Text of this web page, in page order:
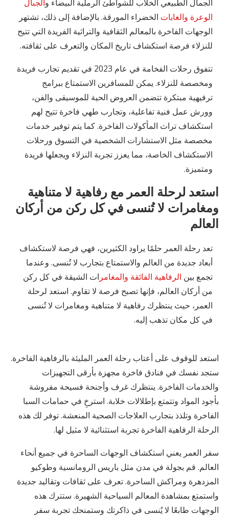
الجمال الطبيعي الخلاب للشواطئ الرملية البيضاء والجبال
الوعرة والغابات الخضراء المورقة. بالإضافة إلى ذلك، تشتهر
الوجهات الفاخرة بالمعالم الثقافية والتراثية الفريدة التي تتيح
للنزلاء فرصة استكشاف تاريخ المكان والتعرف على ثقافته.
تتفوق رحلات الفخامة في عام 2023 في تقديم تجارب فريدة
ومخصصة للنزلاء. يمكن للمسافرين الاستمتاع ببرامج
ترفيهية مبتكرة تتضمن العروض الحية للموسيقى والفن،
وورش عمل فنية تفاعلية، وتجارب طهي فاخرة تتيح لهم
استكشاف تراث المأكولات الفاخرة. كما يتم توفير خدمات
مخصصة مثل الاستشارات الشخصية في التسوق ورحلات
الاستكشاف الخاصة، مما يعزز تجربة النزلاء ويجعلها فريدة
ومتميزة.
استعد لرحلة العمر مع رفاهية لا متناهية
ومغامرات لا تُنسى في كل ركن من أركان
العالم
تعد رحلة العمر حلمًا يراود الكثيرين، فهي فرصة لاستكشاف
أبعاد جديدة من العالم والاستمتاع بتجارب لا تُنسى. وعندما
تجمع بين الرفاهية الفائقة والمغامر ات الشيقة في كل ركن
من أركان العالم، فإنها تصبح فرصة لا تقاوم. استعد لرحلة
العمر، حيث ينتظرك رفاهية لا متناهية ومغامرات لا تُنسى
في كل مكان تذهب إليه.
استعد للوقوف على أعتاب رحلة العمر المليئة بالرفاهية الفاخرة.
ستجد نفسك في فنادق فاخرة مجهزة بأرقى التجهيزات
والخدمات الفاخرة. ينتظرك غرف وأجنحة فسيحة مفروشة
بأجود المواد وتتمتع بإطلالات خلابة. استرخِ في حمامات السبا
الفاخرة وتلذذ بتجارب العلاجات الصحية المنعشة. توفر لك هذه
الرحلة الرفاهية الفاخرة تجربة استثنائية لا مثيل لها.
سفر العمر يعني استكشاف الوجهات الساحرة في جميع أنحاء
العالم. قم بجولة في مدن مثل باريس الرومانسية وطوكيو
المزدهرة ومراكش الساحرة. تعرف على ثقافات وتقاليد جديدة
واستمتع بمشاهدة المعالم السياحية الشهيرة. ستترك هذه
الوجهات طابعًا لا يُنسى في ذاكرتك وستمنحك تجربة سفر